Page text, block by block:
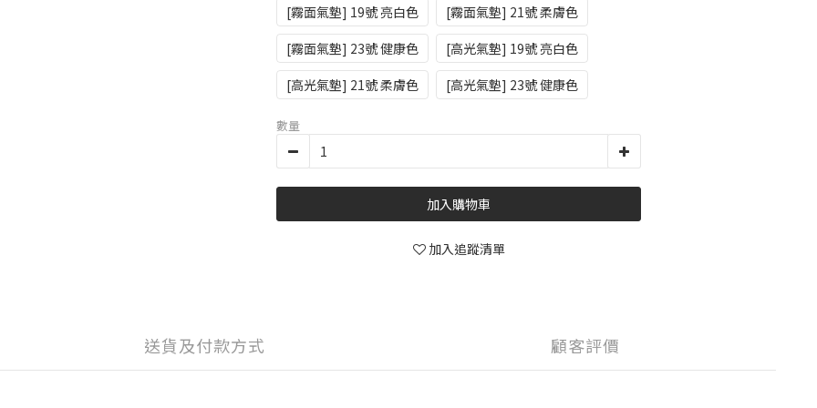
[霧面氣墊] 19號 亮白色
[霧面氣墊] 21號 柔膚色
[霧面氣墊] 23號 健康色
[高光氣墊] 19號 亮白色
[高光氣墊] 21號 柔膚色
[高光氣墊] 23號 健康色
數量
加入購物車
加入追蹤清單
送貨及付款方式 顧客評價